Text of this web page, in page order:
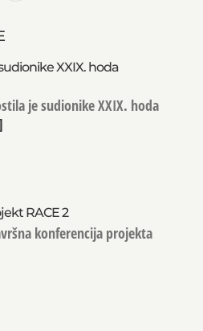
XXIX. hoda
je sudionike XXIX. hoda
RACE 2
konferencija projekta